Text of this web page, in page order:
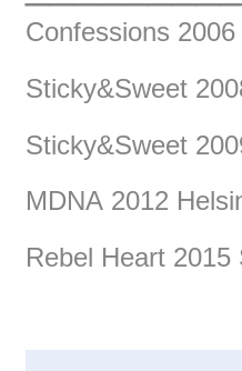
Confessions
Sticky&Sweet
Sticky&Sweet
MDNA 2012
Rebel Heart 2015